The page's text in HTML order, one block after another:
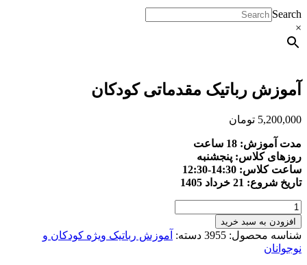
Search
×
آموزش رباتیک مقدماتی کودکان
5,200,000 تومان
مدت آموزش: 18 ساعت
روزهای کلاس: پنجشنبه
ساعت کلاس: 14:30-12:30
تاریخ شروع: 21 خرداد 1405
آموزش
رباتیک
مقدماتی
کودکان
عدد
افزودن به سبد خرید
شناسه محصول: 3955 دسته: آموزش رباتیک ویژه کودکان و
نوجوانان